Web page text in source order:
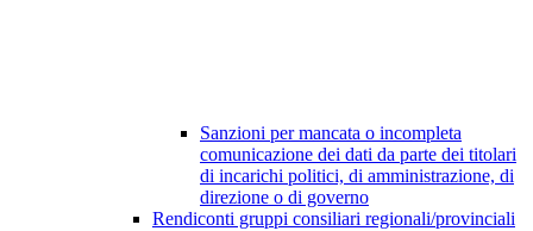
Sanzioni per mancata o incompleta
comunicazione dei dati da parte dei titolari
di incarichi politici, di amministrazione, di
direzione o di governo
Rendiconti gruppi consiliari regionali/provinciali